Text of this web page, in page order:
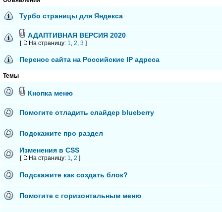
Турбо страницы для Яндекса
АДАПТИВНАЯ ВЕРСИЯ 2020
[ На страницу: 1, 2, 3 ]
Перенос сайта на Российские IP адреса
Темы
Кнопка меню
Помогите отладить слайдер blueberry
Подскажите про раздел
Изменения в CSS
[ На страницу: 1, 2 ]
Подскажите как создать блок?
Помогите с горизонтальным меню